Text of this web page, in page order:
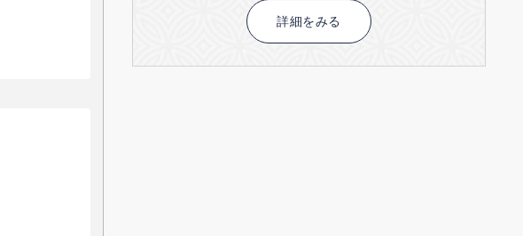
詳細をみる